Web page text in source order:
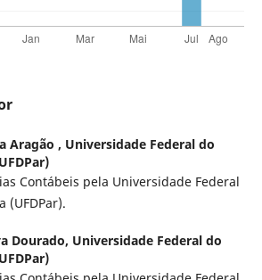
Aragão , Universidade Federal do
Contábeis pela Universidade Federal
(UFDPar).
Dourado, Universidade Federal do